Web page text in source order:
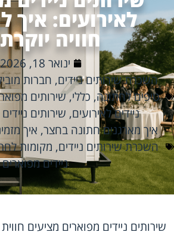
לאירועים: איך
חוויה
ינואר 18, 2026
השכרת שירותים ניידים, חברות
טיפים לחתונה, כללי,שירותים
ניידים לאירועים, שירותים
איך מארגנים חתונה בחצר, איך
השכרת שירותים ניידים, מקומות
ניידים מפוארים
שירותים ניידים מפוארים מציעים